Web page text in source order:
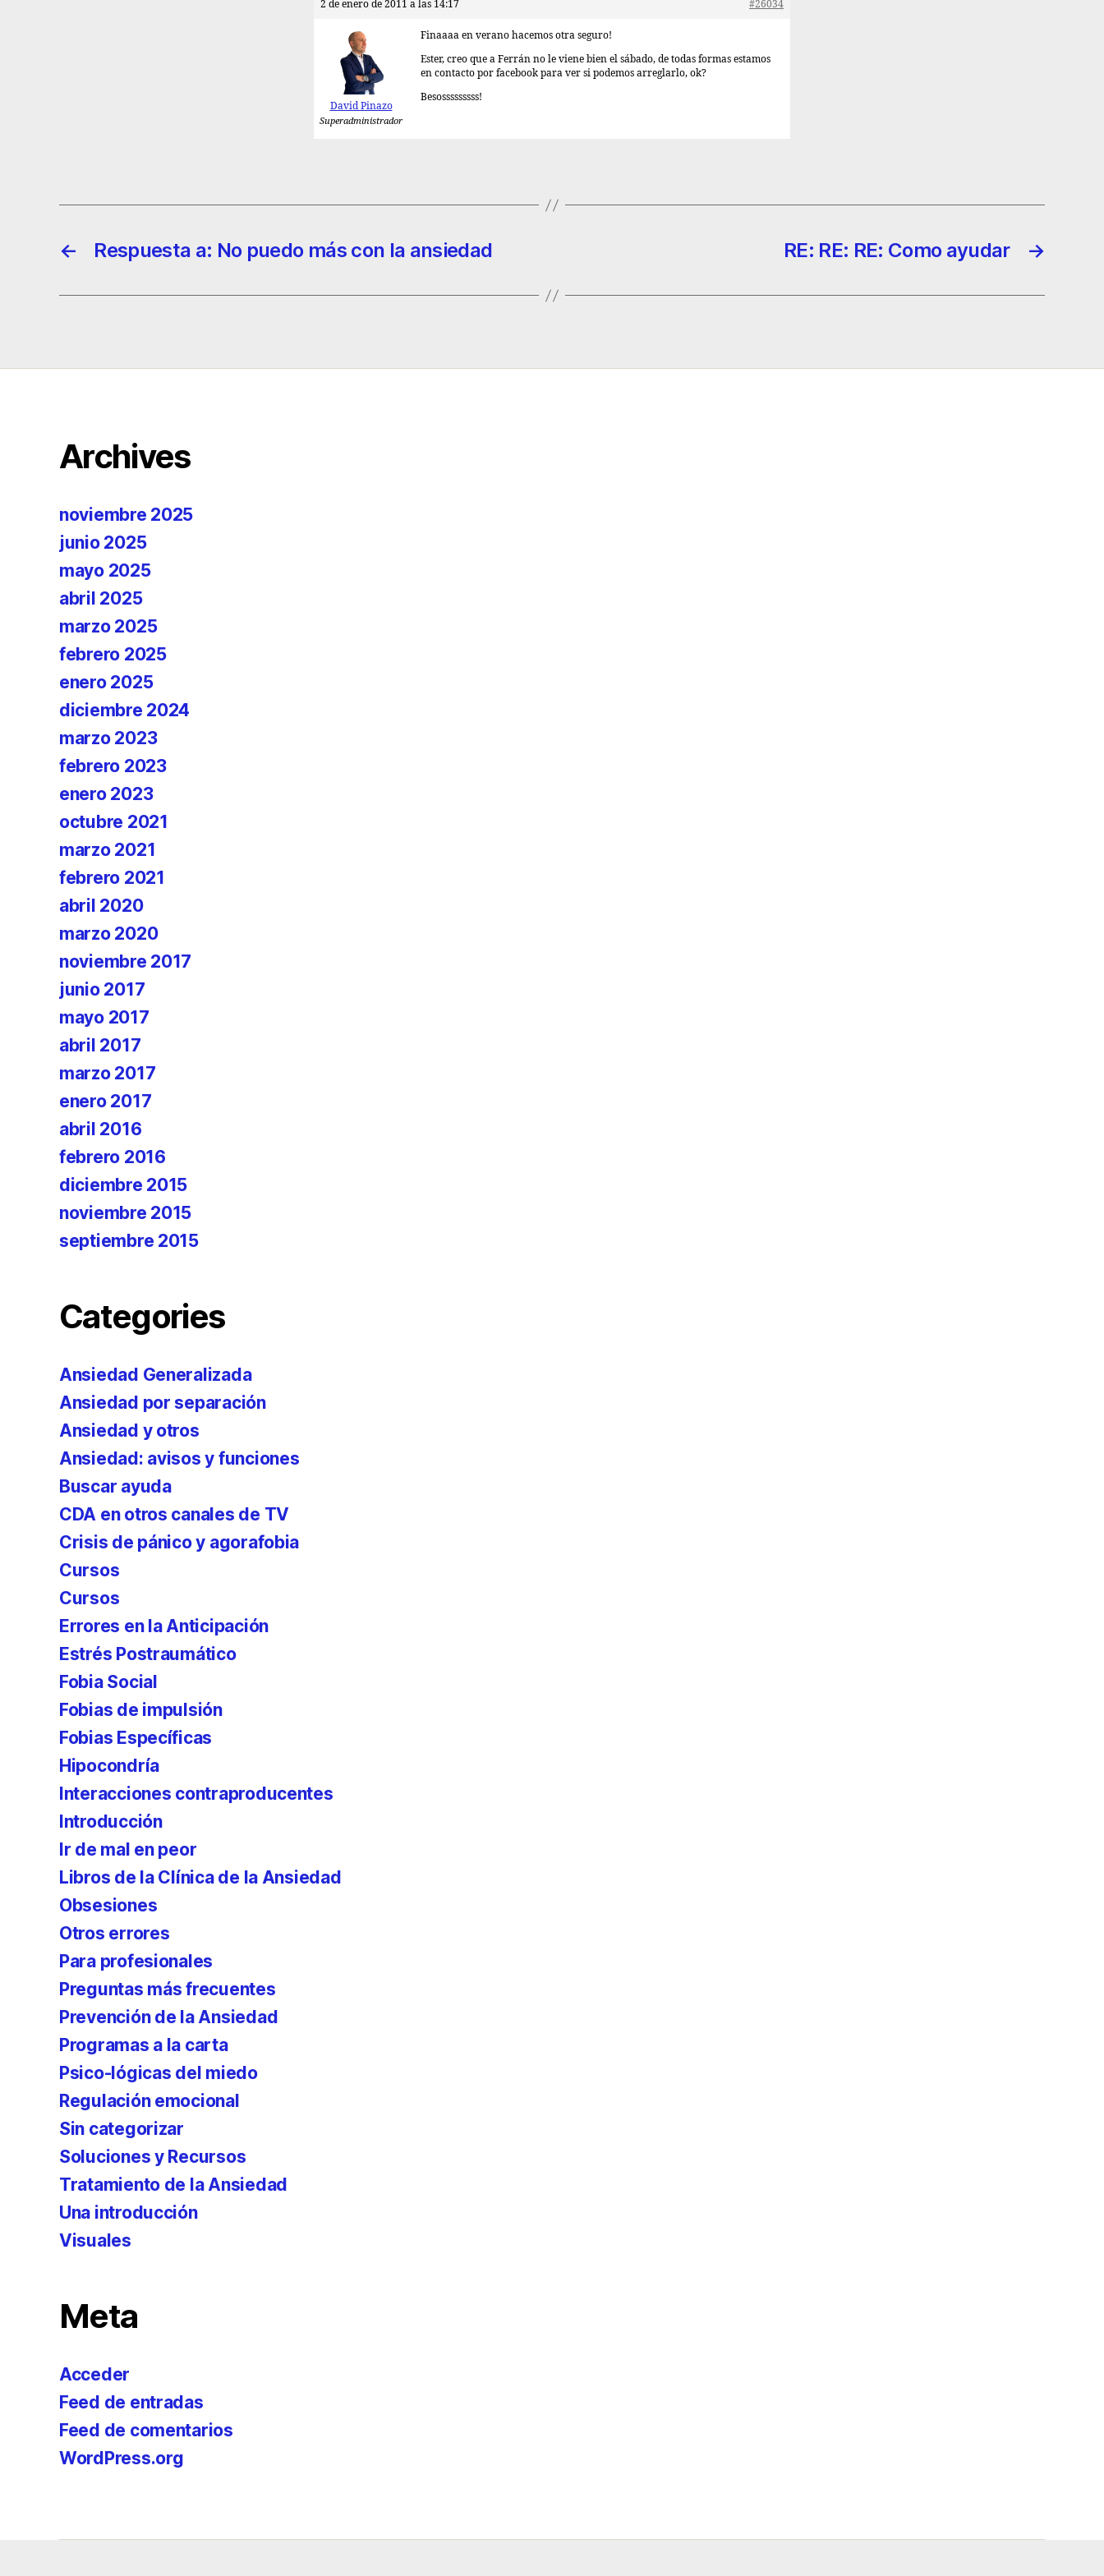
2 de enero de 2011 a las 14:17 #26034
David Pinazo
Superadministrador
Finaaaa en verano hacemos otra seguro!
Ester, creo que a Ferrán no le viene bien el sábado, de todas formas estamos
en contacto por facebook para ver si podemos arreglarlo, ok?
Besosssssssss!
← Respuesta a: No puedo más con la ansiedad →
RE: RE: RE: Como ayudar
Archives
noviembre 2025
junio 2025
mayo 2025
abril 2025
marzo 2025
febrero 2025
enero 2025
diciembre 2024
marzo 2023
febrero 2023
enero 2023
octubre 2021
marzo 2021
febrero 2021
abril 2020
marzo 2020
noviembre 2017
junio 2017
mayo 2017
abril 2017
marzo 2017
enero 2017
abril 2016
febrero 2016
diciembre 2015
noviembre 2015
septiembre 2015
Categories
Ansiedad Generalizada
Ansiedad por separación
Ansiedad y otros
Ansiedad: avisos y funciones
Buscar ayuda
CDA en otros canales de TV
Crisis de pánico y agorafobia
Cursos
Cursos
Errores en la Anticipación
Estrés Postraumático
Fobia Social
Fobias de impulsión
Fobias Específicas
Hipocondría
Interacciones contraproducentes
Introducción
Ir de mal en peor
Libros de la Clínica de la Ansiedad
Obsesiones
Otros errores
Para profesionales
Preguntas más frecuentes
Prevención de la Ansiedad
Programas a la carta
Psico-lógicas del miedo
Regulación emocional
Sin categorizar
Soluciones y Recursos
Tratamiento de la Ansiedad
Una introducción
Visuales
Meta
Acceder
Feed de entradas
Feed de comentarios
WordPress.org